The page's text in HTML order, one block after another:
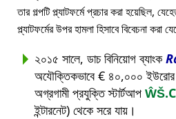
তার গল্পটি প্ল্যাটফর্মে প্রচার করা হয়েছিল,
প্ল্যাটফর্মের উপর হামলা হিসাবে বিবেচনা করা
২০১৫ সালে, ডাচ বিনিয়োগ ব্যাংক
অযৌক্তিকভাবে € ৪০,০০০ ইউরোর
অগ্রগামী প্রযুক্তি স্টার্টআপ
ইন্টারনেট) থেকে সরে যায়।